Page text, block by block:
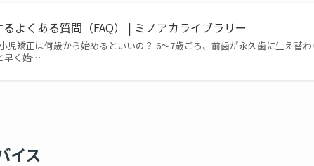
よくある質問（FAQ） | ミノアカライブラリー
児矯正は何歳から始めるといいの？ 6〜7歳ごろ、前歯が永久歯に生え替
早く始…
イス